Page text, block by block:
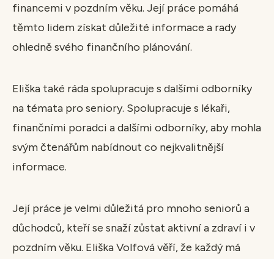
financemi v pozdním věku. Její práce pomáhá
těmto lidem získat důležité informace a rady
ohledně svého finančního plánování.
Eliška také ráda spolupracuje s dalšími odborníky
na témata pro seniory. Spolupracuje s lékaři,
finančními poradci a dalšími odborníky, aby mohla
svým čtenářům nabídnout co nejkvalitnější
informace.
Její práce je velmi důležitá pro mnoho seniorů a
důchodců, kteří se snaží zůstat aktivní a zdraví i v
pozdním věku. Eliška Volfová věří, že každý má